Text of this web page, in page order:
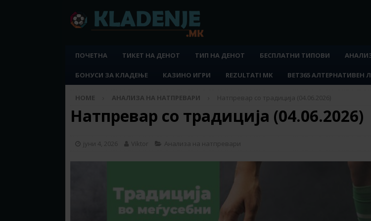
ПОЧЕТНА ТИКЕТ НА ДЕНОТ ТИП НА ДЕНОТ БЕСПЛАТНИ ТИПОВИ
БОНУСИ ЗА КЛАДЕЊЕ КАЗИНО ИГРИ REZULTATI MK BET365 АЛТЕРНАТИВЕН
HOME АНАЛИЗА НА НАТПРЕВАРИ Натпревар со традиција (04.06.2026)
Натпревар со традиција (04.06.2026)
јуни 4, 2026 Viktor Анализа на натпревари